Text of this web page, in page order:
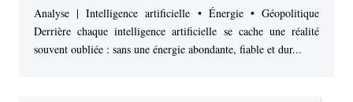
Analyse | Intelligence artificielle • Énergie • Géopolitique
Derrière chaque intelligence artificielle se cache une réalité
souvent oubliée : sans une énergie abondante, fiable et dur...